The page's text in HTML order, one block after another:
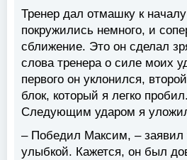
Тренер дал отмашку к
покружились немного, и
сближение. Это он сделал
слова тренера о силе моих
первого он уклонился,
блок, который я легко
Следующим ударом я
– Победил Максим, – заявил
улыбкой. Кажется, он был